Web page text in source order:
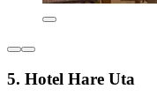
5. Hotel Hare Uta